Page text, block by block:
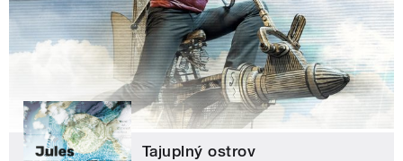
Tajuplný ostrov